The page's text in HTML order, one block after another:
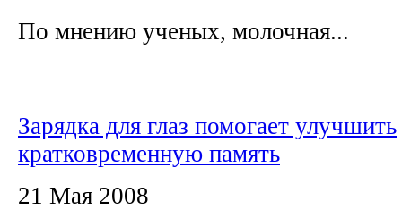
По мнению ученых, молочная...
Зарядка для глаз помогает улучшить
кратковременную память
21 Мая 2008